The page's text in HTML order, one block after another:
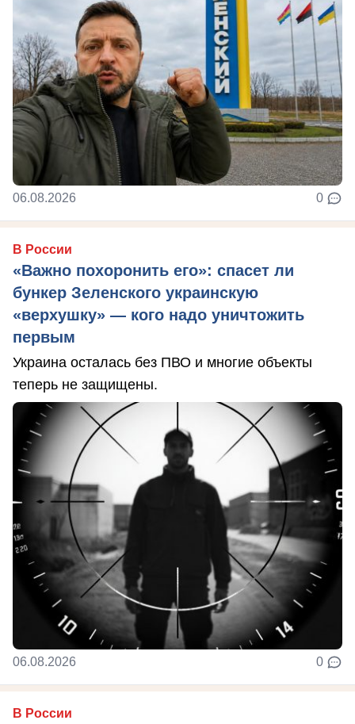
06.08.2026 0
В России
«Важно похоронить его»: спасет ли
бункер Зеленского украинскую
«верхушку» — кого надо уничтожить
первым
Украина осталась без ПВО и многие объекты
теперь не защищены.
06.08.2026 0
В России